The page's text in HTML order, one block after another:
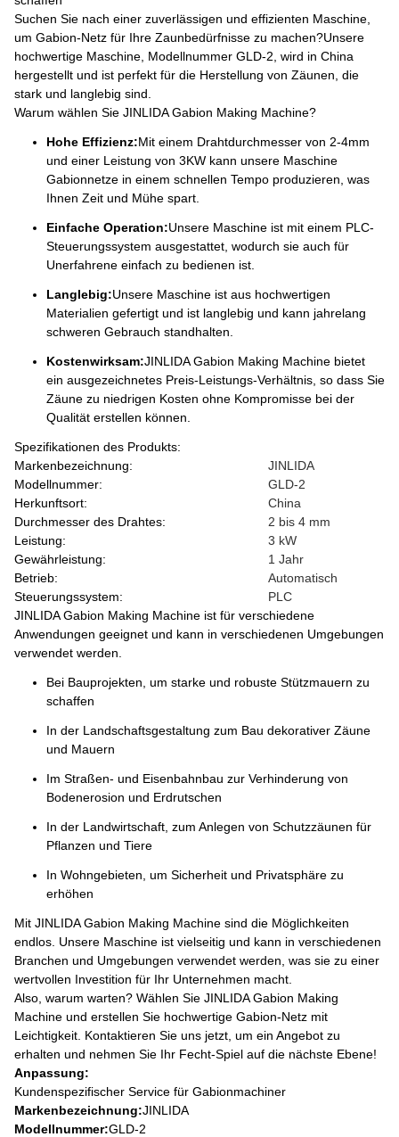
Suchen Sie nach einer zuverlässigen und effizienten Maschine,
um Gabion-Netz für Ihre Zaunbedürfnisse zu machen?Unsere
hochwertige Maschine, Modellnummer GLD-2, wird in China
hergestellt und ist perfekt für die Herstellung von Zäunen, die
stark und langlebig sind.
Warum wählen Sie JINLIDA Gabion Making Machine?
Hohe Effizienz:Mit einem Drahtdurchmesser von 2-4mm
und einer Leistung von 3KW kann unsere Maschine
Gabionnetze in einem schnellen Tempo produzieren, was
Ihnen Zeit und Mühe spart.
Einfache Operation:Unsere Maschine ist mit einem PLC-
Steuerungssystem ausgestattet, wodurch sie auch für
Unerfahrene einfach zu bedienen ist.
Langlebig:Unsere Maschine ist aus hochwertigen
Materialien gefertigt und ist langlebig und kann jahrelang
schweren Gebrauch standhalten.
Kostenwirksam:JINLIDA Gabion Making Machine bietet
ein ausgezeichnetes Preis-Leistungs-Verhältnis, so dass Sie
Zäune zu niedrigen Kosten ohne Kompromisse bei der
Qualität erstellen können.
Spezifikationen des Produkts:
Markenbezeichnung:
JINLIDA
Modellnummer:
GLD-2
Herkunftsort:
China
Durchmesser des Drahtes:
2 bis 4 mm
Leistung:
3 kW
Gewährleistung:
1 Jahr
Betrieb:
Automatisch
Steuerungssystem:
PLC
JINLIDA Gabion Making Machine ist für verschiedene
Anwendungen geeignet und kann in verschiedenen Umgebungen
verwendet werden.
Bei Bauprojekten, um starke und robuste Stützmauern zu
schaffen
In der Landschaftsgestaltung zum Bau dekorativer Zäune
und Mauern
Im Straßen- und Eisenbahnbau zur Verhinderung von
Bodenerosion und Erdrutschen
In der Landwirtschaft, zum Anlegen von Schutzzäunen für
Pflanzen und Tiere
In Wohngebieten, um Sicherheit und Privatsphäre zu
erhöhen
Mit JINLIDA Gabion Making Machine sind die Möglichkeiten
endlos. Unsere Maschine ist vielseitig und kann in verschiedenen
Branchen und Umgebungen verwendet werden, was sie zu einer
wertvollen Investition für Ihr Unternehmen macht.
Also, warum warten? Wählen Sie JINLIDA Gabion Making
Machine und erstellen Sie hochwertige Gabion-Netz mit
Leichtigkeit. Kontaktieren Sie uns jetzt, um ein Angebot zu
erhalten und nehmen Sie Ihr Fecht-Spiel auf die nächste Ebene!
Anpassung:
Kundenspezifischer Service für Gabionmachiner
Markenbezeichnung:JINLIDA
Modellnummer:GLD-2